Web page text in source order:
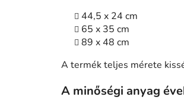
44,5 x 24 cm
65 x 35 cm
89 x 48 cm
A termék teljes mérete
A minőségi anyag